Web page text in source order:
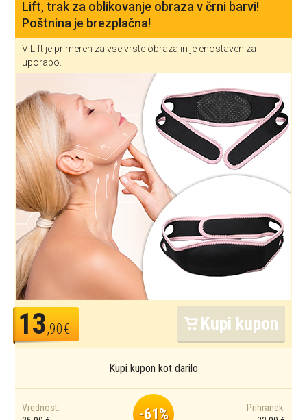
Lift, trak za oblikovanje obraza v črni barvi!
Poštnina je brezplačna!
V Lift je primeren za vse vrste obraza in je enostaven za
uporabo.
13,90€ Kupi kupon
Kupi kupon kot darilo
Vrednost:
-61%
Prihranek: